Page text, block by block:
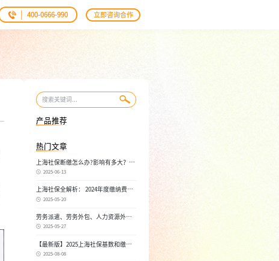
400-0666-990 立即咨询合作
产品推荐
热门文章
上海社保断缴怎么办?影响有多大？自
己如何续缴社保呢
2025-06-13
上海社保全解析： 2024年度缴纳费
用，不同人群，全面对比！
2025-05-20
劳务派遣、劳务外包、人力资源外
包：三者区别， 一文读懂
2025-05-27
【最新版】2025上海社保基数和缴费
比例，一文读懂是怎么算的
2025-08-08